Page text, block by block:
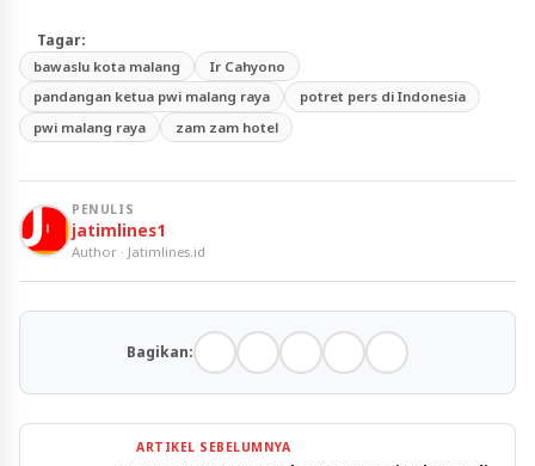
Tagar:
bawaslu kota malang
Ir Cahyono
pandangan ketua pwi malang raya
potret pers di Indonesia
pwi malang raya
zam zam hotel
PENULIS
jatimlines1
Author · Jatimlines.id
Bagikan:
ARTIKEL SEBELUMNYA